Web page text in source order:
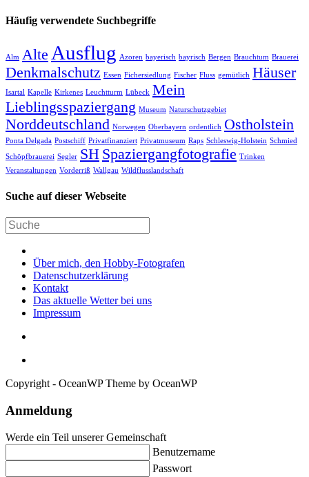
Häufig verwendete Suchbegriffe
Alm Alte Ausflug Azoren bayerisch bayrisch Bergen Brauchtum Brauerei
Denkmalschutz Essen Fichersiedlung Fischer Fluss gemütlich Häuser
Isartal Kapelle Kirkenes Leuchtturm Lübeck Mein
Lieblingsspaziergang Museum Naturschutzgebiet
Norddeutschland Norwegen Oberbayern ordentlich Ostholstein
Ponta Delgada Postschiff Privatfinanziert Privatmuseum Raps Schleswig-Holstein Schmied
Schöpfbrauerei Segler SH Spaziergangfotografie Trinken
Veranstaltungen Vorderriß Wallgau Wildflusslandschaft
Suche auf dieser Webseite
Über mich, den Hobby-Fotografen
Datenschutzerklärung
Kontakt
Das aktuelle Wetter bei uns
Impressum
Copyright - OceanWP Theme by OceanWP
Anmeldung
Werde ein Teil unserer Gemeinschaft
Benutzername
Passwort